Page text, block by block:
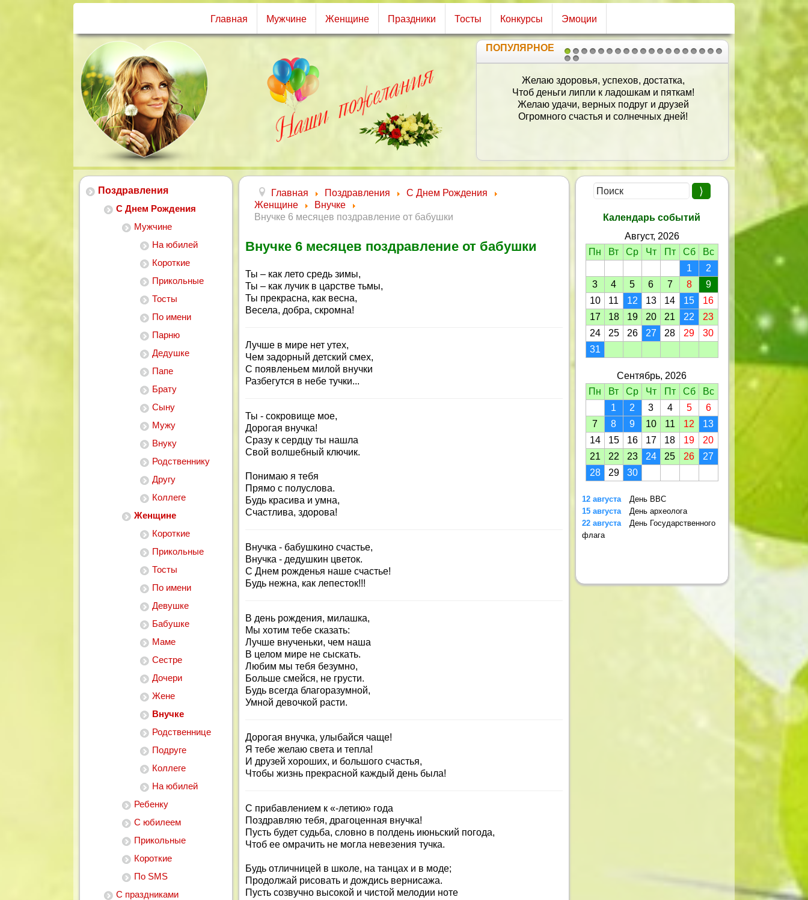
Главная Мужчине Женщине Праздники Тосты Конкурсы Эмоции
1 2
2021
ПОПУЛЯРНОЕ
Желаем счастья на душе
И бездну вдохновения,
Почаще милый чтоб дарил
Счастливые мгновения!
Сияло солнце за окном —
И всё было прекрасно!
Поздравления
С Днем Рождения
Мужчине
На юбилей
Короткие
Прикольные
Тосты
По имени
Парню
Дедушке
Папе
Брату
Сыну
Мужу
Внуку
Родственнику
Другу
Коллеге
Женщине
Короткие
Прикольные
Тосты
По имени
Девушке
Бабушке
Маме
Сестре
Дочери
Жене
Внучке
Родственнице
Подруге
Коллеге
На юбилей
Ребенку
С юбилеем
Прикольные
Короткие
По SMS
С праздниками
Главная Поздравления
С Днем Рождения
Женщине
Внучке
Внучке 6 месяцев поздравление от бабушки
Внучке 6 месяцев поздравление от бабушки
Ты – как лето средь зимы,
Ты – как лучик в царстве тьмы,
Ты прекрасна, как весна,
Весела, добра, скромна!
Лучше в мире нет утех,
Чем задорный детский смех,
С появленьем милой внучки
Разбегутся в небе тучки...
Ты - сокровище мое,
Дорогая внучка!
Сразу к сердцу ты нашла
Свой волшебный ключик.
Понимаю я тебя
Прямо с полуслова.
Будь красива и умна,
Счастлива, здорова!
Внучка - бабушкино счастье,
Внучка - дедушкин цветок.
С Днем рожденья наше счастье!
Будь нежна, как лепесток!!!
В день рождения, милашка,
Мы хотим тебе сказать:
Лучше внученьки, чем наша
В целом мире не сыскать.
Любим мы тебя безумно,
Больше смейся, не грусти.
Будь всегда благоразумной,
Умной девочкой расти.
Дорогая внучка, улыбайся чаще!
Я тебе желаю света и тепла!
И друзей хороших, и большого счастья,
Чтобы жизнь прекрасной каждый день была!
С прибавлением к «-летию» года
Поздравляю тебя, драгоценная внучка!
Пусть будет судьба, словно в полдень июньский погода,
Чтоб ее омрачить не могла невезения тучка.
Будь отличницей в школе, на танцах и в моде;
Продолжай рисовать и дождись вернисажа.
Пусть созвучно высокой и чистой мелодии ноте
Календарь событий
Август, 2026
Пн
Вт Ср Чт Пт Сб
Вс
1
2
3
4 5 6 7 8
9
10
11 12 13 14 15
16
17
18 19 20 21 22
23
24
25 26 27 28 29
30
31
Сентябрь, 2026
Пн
Вт Ср Чт Пт Сб
Вс
1
2 3 4 5
6
7
8 9 10 11 12
13
14
15 16 17 18 19
20
21
22 23 24 25 26
27
28
29 30
12 августа
День ВВС
15 августа
День археолога
22 августа
День Государственного
флага